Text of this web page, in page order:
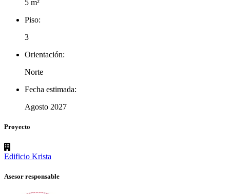
5 m²
Piso:
3
Orientación:
Norte
Fecha estimada:
Agosto 2027
Proyecto
Edificio Krista
Asesor responsable